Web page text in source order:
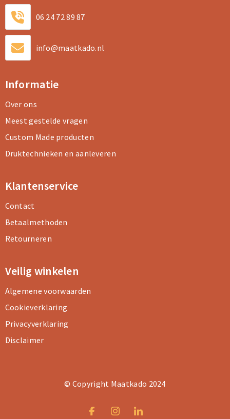
06 24 72 89 87
info@maatkado.nl
Informatie
Over ons
Meest gestelde vragen
Custom Made producten
Druktechnieken en aanleveren
Klantenservice
Contact
Betaalmethoden
Retourneren
Veilig winkelen
Algemene voorwaarden
Cookieverklaring
Privacyverklaring
Disclaimer
© Copyright Maatkado 2024